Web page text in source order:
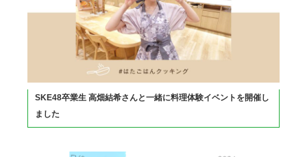
SKE48卒業生 高畑結希さんと一緒に料理体験イベントを開催し
ました